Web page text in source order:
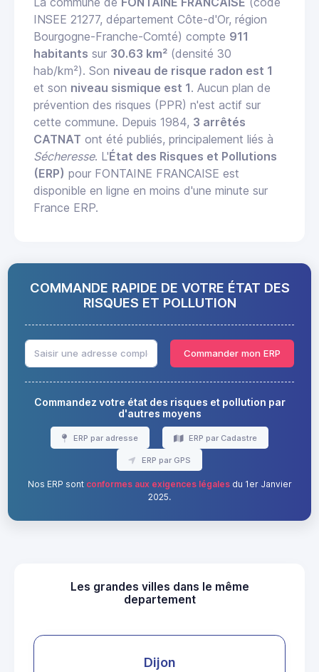
INSEE 21277, département Côte-d'Or, région
Bourgogne-Franche-Comté) compte 911
habitants sur 30.63 km² (densité 30
hab/km²). Son niveau de risque radon est 1
et son niveau sismique est 1. Aucun plan de
prévention des risques (PPR) n'est actif sur
cette commune. Depuis 1984, 3 arrêtés
CATNAT ont été publiés, principalement liés à
Sécheresse. L'État des Risques et Pollutions
(ERP) pour FONTAINE FRANCAISE est
disponible en ligne en moins d'une minute sur
France ERP.
COMMANDE RAPIDE DE VOTRE ÉTAT DES
RISQUES ET POLLUTION
Commander mon ERP
Commandez votre état des risques et pollution par
d'autres moyens
ERP par adresse ERP par Cadastre
ERP par GPS
Nos ERP sont conformes aux exigences légalesdu 1er Janvier
2025.
Les grandes villes dans le même
departement
Dijon